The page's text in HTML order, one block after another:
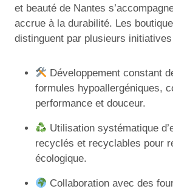
et beauté de Nantes
accrue à la durabilité. Les
distinguent par plusieurs
Développement constant
formules hypoallergéniques,
performance et douceur.
Utilisation systématique
recyclés et recyclables pour
écologique.
Collaboration avec des